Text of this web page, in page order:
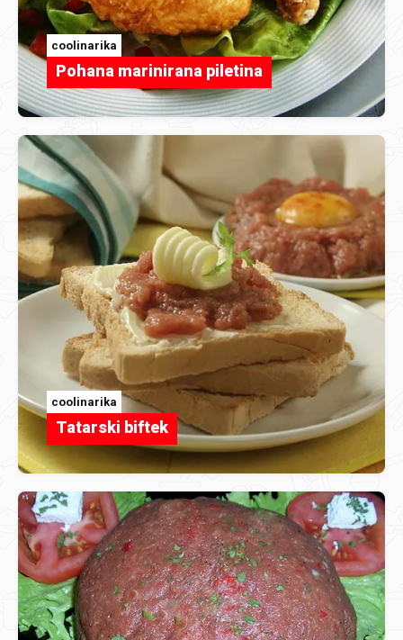
coolinarika
Pohana marinirana piletina
coolinarika
Tatarski biftek